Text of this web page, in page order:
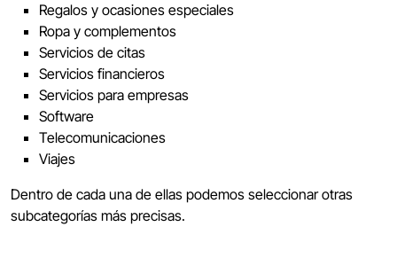
Regalos y ocasiones especiales
Ropa y complementos
Servicios de citas
Servicios financieros
Servicios para empresas
Software
Telecomunicaciones
Viajes
Dentro de cada una de ellas podemos seleccionar otras
subcategorías más precisas.